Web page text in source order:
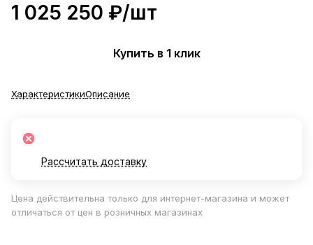
1 025 250 ₽/шт
Купить в 1 клик
ХарактеристикиОписание
Рассчитать доставку
Цена действительна только для интернет-магазина и может
отличаться от цен в розничных магазинах